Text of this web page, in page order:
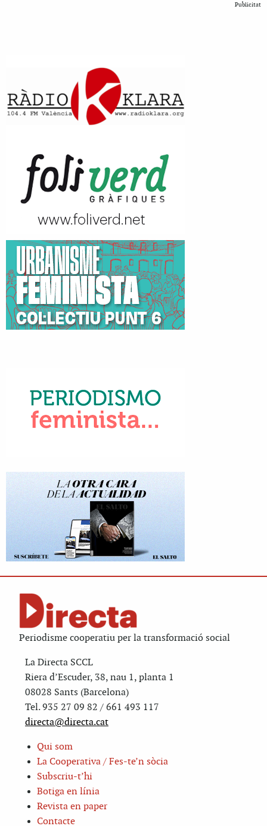
Publicitat
Periodisme cooperatiu per la transformació social
La Directa SCCL
Riera d’Escuder, 38, nau 1, planta 1
08028 Sants (Barcelona)
Tel. 935 27 09 82 / 661 493 117
directa@directa.cat
Qui som
La Cooperativa / Fes-te’n sòcia
Subscriu-t’hi
Botiga en línia
Revista en paper
Contacte